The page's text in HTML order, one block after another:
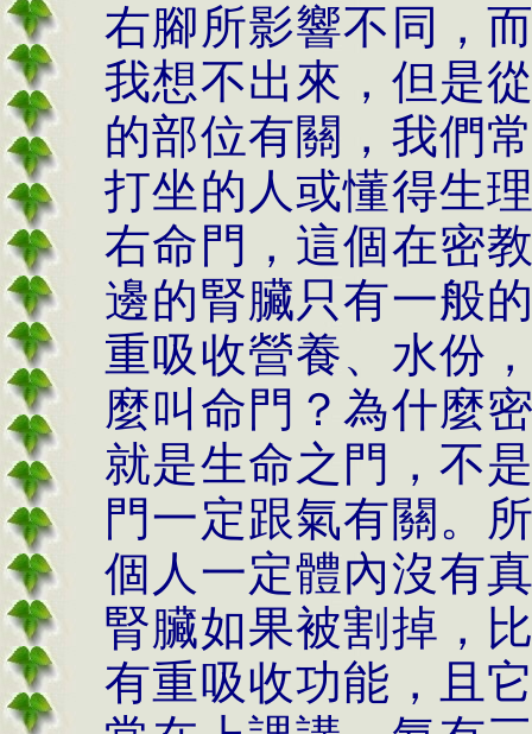
右腳所影響不同，
我想不出來，但是
的部位有關，我們
打坐的人或懂得生
右命門，這個在密
邊的腎臟只有一般
重吸收營養、水份
麼叫命門？為什麼
就是生命之門，不
門一定跟氣有關。
個人一定體內沒有
腎臟如果被割掉，
有重吸收功能，且